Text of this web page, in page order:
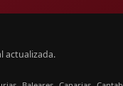
actualizada.